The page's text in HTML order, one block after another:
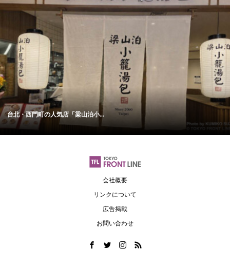
台北・西門町の人気店「梁山泊小...
会社概要
リンクについて
広告掲載
お問い合わせ